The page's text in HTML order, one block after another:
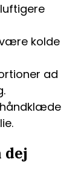
kolde
ad
dej